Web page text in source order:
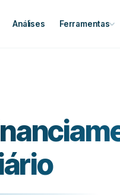
Análises Ferramentas